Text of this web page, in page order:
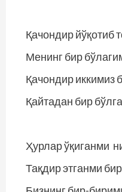
Қачондир йўқотиб
Менинг бир
Қачондир иккимиз
Қайтадан бир
Ҳурлар ўқиганми
Тақдир этганми